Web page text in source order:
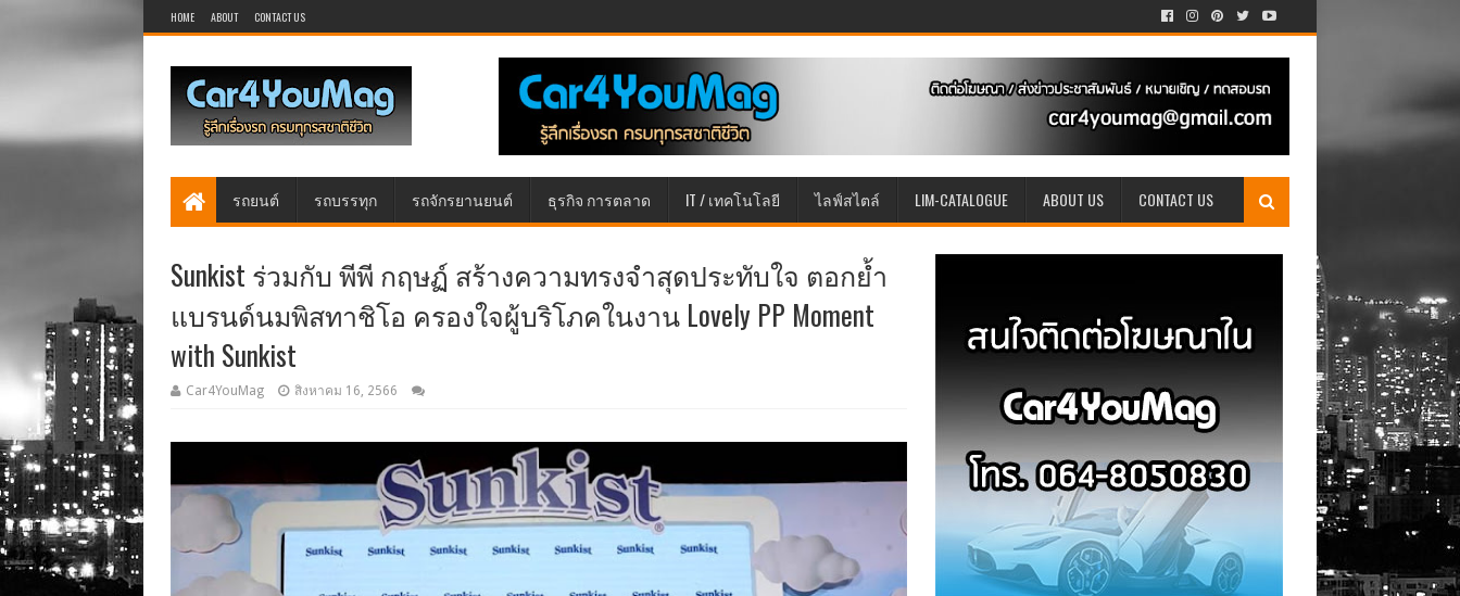
HOME ABOUT CONTACT US
รถยนต์ รถบรรทุก รถจักรยานยนต์ ธุรกิจ การตลาด IT / เทคโนโลยี ไลฟ์สไตล์ LIM-CATALOGUE ABOUT US CONTACT US
Sunkist ร่วมกับ พีพี กฤษฏ์ สร้างความทรงจำสุดประทับใจ ตอกย้ำ
แบรนด์นมพิสทาชิโอ ครองใจผู้บริโภคในงาน Lovely PP Moment
with Sunkist
Car4YouMag สิงหาคม 16, 2566